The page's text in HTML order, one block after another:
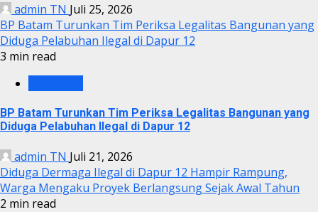
admin TN Juli 25, 2026
BP Batam Turunkan Tim Periksa Legalitas Bangunan yang
Diduga Pelabuhan Ilegal di Dapur 12
3 min read
BP Batam Turunkan Tim Periksa Legalitas Bangunan yang
Diduga Pelabuhan Ilegal di Dapur 12
admin TN Juli 21, 2026
Diduga Dermaga Ilegal di Dapur 12 Hampir Rampung,
Warga Mengaku Proyek Berlangsung Sejak Awal Tahun
2 min read